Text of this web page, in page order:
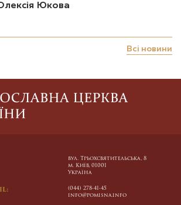
Юкова
Всі новини
вул. Трьохсвятительська, 8
м. Київ, 01001
Україна
(044) 278-41-45
info@pomisna.info